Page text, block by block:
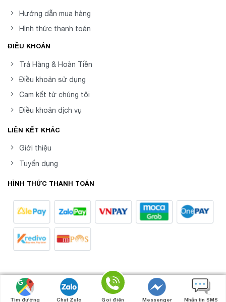
Hướng dẫn mua hàng
Hình thức thanh toán
ĐIỀU KHOẢN
Trả Hàng & Hoàn Tiền
Điều khoản sử dụng
Cam kết từ chúng tôi
Điều khoản dịch vụ
LIÊN KẾT KHÁC
Giới thiệu
Tuyển dụng
HÌNH THỨC THANH TOÁN
Copyright 2026 © 8posvn -
Phần mềm Quản Lý Bán Hàng Chuyên
Nghiệp
Tìm đường Chat Zalo Gọi điện Messenger Nhắn tin SMS